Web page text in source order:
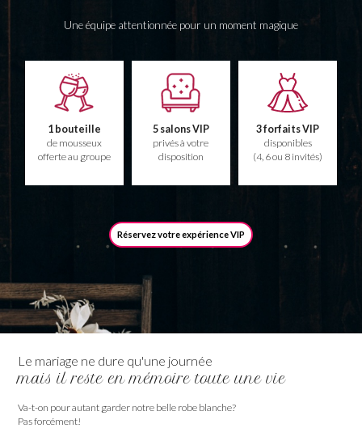
Une équipe attentionnée pour un moment magique
1 bouteille
de mousseux
offerte au groupe
5 salons VIP
privés à votre
disposition
3 forfaits VIP
disponibles
(4, 6 ou 8 invités)
Réservez votre expérience VIP
Le mariage ne dure qu'une journée
mais il reste en mémoire toute une vie
Va-t-on pour autant garder notre belle robe blanche?
Pas forcément!